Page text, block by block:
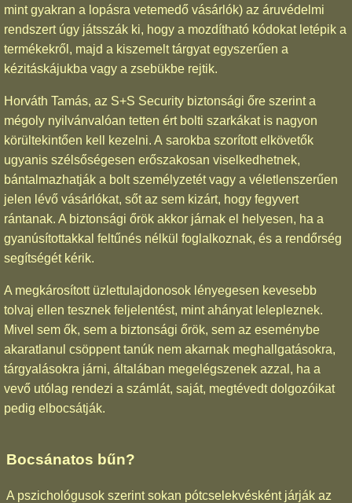
mint gyakran a lopásra vetemedő vásárlók) az áruvédelmi
rendszert úgy játsszák ki, hogy a mozdítható kódokat letépik a
termékekről, majd a kiszemelt tárgyat egyszerűen a
kézitáskájukba vagy a zsebükbe rejtik.
Horváth Tamás, az S+S Security biztonsági őre szerint a
mégoly nyilvánvalóan tetten ért bolti szarkákat is nagyon
körültekintően kell kezelni. A sarokba szorított elkövetők
ugyanis szélsőségesen erőszakosan viselkedhetnek,
bántalmazhatják a bolt személyzetét vagy a véletlenszerűen
jelen lévő vásárlókat, sőt az sem kizárt, hogy fegyvert
rántanak. A biztonsági őrök akkor járnak el helyesen, ha a
gyanúsítottakkal feltűnés nélkül foglalkoznak, és a rendőrség
segítségét kérik.
A megkárosított üzlettulajdonosok lényegesen kevesebb
tolvaj ellen tesznek feljelentést, mint ahányat lelepleznek.
Mivel sem ők, sem a biztonsági őrök, sem az eseménybe
akaratlanul csöppent tanúk nem akarnak meghallgatásokra,
tárgyalásokra járni, általában megelégszenek azzal, ha a
vevő utólag rendezi a számlát, saját, megtévedt dolgozóikat
pedig elbocsátják.
Bocsánatos bűn?
A pszichológusok szerint sokan pótcselekvésként járják az